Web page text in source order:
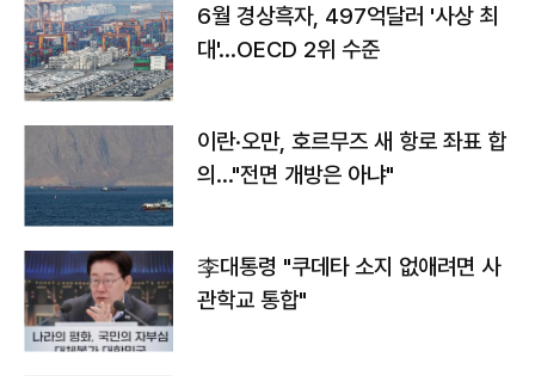
6월 경상흑자, 497억달러 '사상 최
대'…OECD 2위 수준
이란·오만, 호르무즈 새 항로 좌표 합
의…"전면 개방은 아냐"
李대통령 "쿠데타 소지 없애려면 사
관학교 통합"